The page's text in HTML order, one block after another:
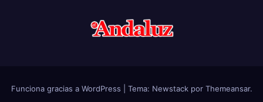
Funciona gracias a WordPress Tema: Newstackpor Themeansar.